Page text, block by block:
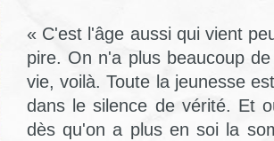
« C'est l'âge aussi qui vient
pire. On n'a plus beaucoup
vie, voilà. Toute la jeunesse
dans le silence de vérité. Et
dès qu'on a plus en soi la